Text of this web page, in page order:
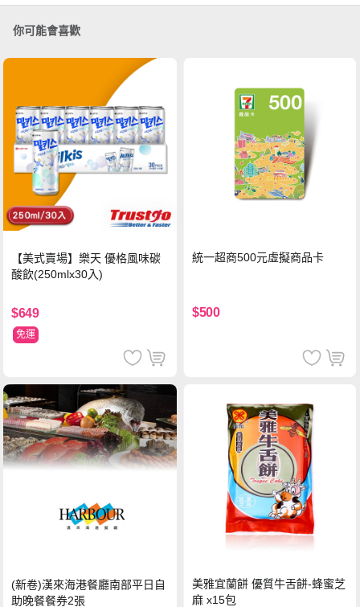
你可能會喜歡
【美式賣場】樂天 優格風味碳
酸飲(250mlx30入)
$649
免運
統一超商500元虛擬商品卡
$500
(新卷)漢來海港餐廳南部平日自
助晚餐餐券2張
美雅宜蘭餅 優質牛舌餅-蜂蜜芝
麻 x15包